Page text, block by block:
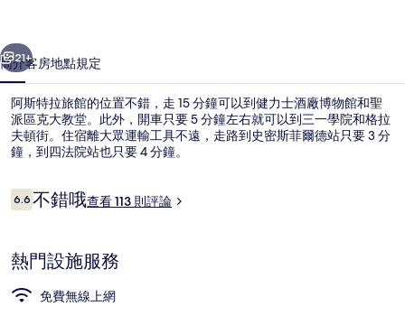
相
片
集
個 下一個
21+
簡介客房地點規定
阿斯特拉旅館的位置不錯，走 15 分鐘可以到健力士酒廠博物館和聖
派區克大教堂。此外，開車只要 5 分鐘左右就可以到三一學院和格拉
夫頓街。住宿離大眾運輸工具不遠，走路到史密斯菲爾德站只要 3 分
鐘，到四法院站也只要 4 分鐘。
評
論
6.66.6 分，滿分 10 分，
不錯哦查看 113 則評論
熱門設施服務
免費無線上網